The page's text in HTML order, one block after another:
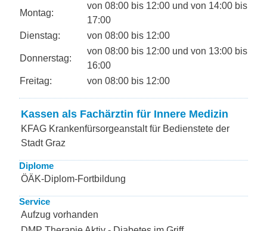
Montag:
von 08:00 bis 12:00 und von 14:00 bis
17:00
Dienstag:
von 08:00 bis 12:00
Donnerstag:
von 08:00 bis 12:00 und von 13:00 bis
16:00
Freitag:
von 08:00 bis 12:00
Kassen als Fachärztin für Innere Medizin
KFAG Krankenfürsorgeanstalt für Bedienstete der
Stadt Graz
Diplome
ÖÄK-Diplom-Fortbildung
Service
Aufzug vorhanden